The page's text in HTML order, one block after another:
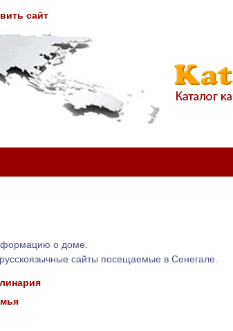
о доме.
сайты посещаемые в Сенегале.
сайт